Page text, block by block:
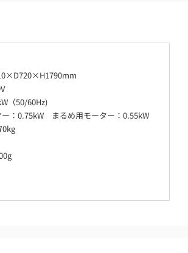
（50/60Hz)
：0.75kW まるめ用モーター：0.55kW